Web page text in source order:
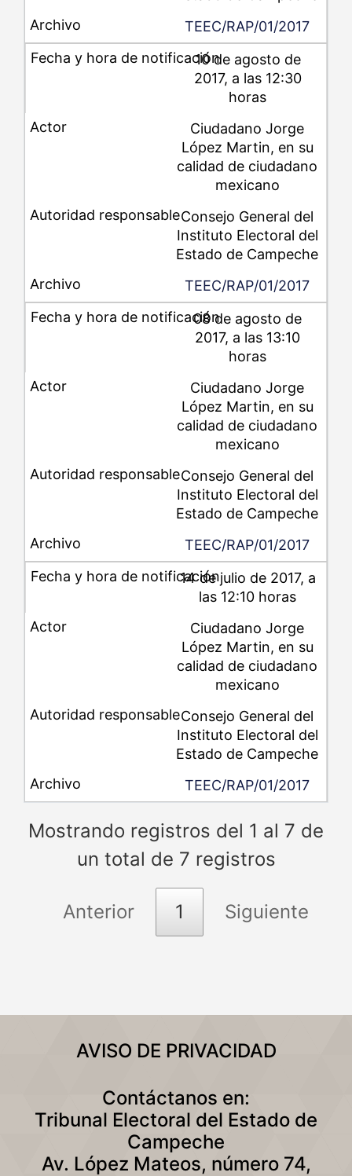
TEEC/RAP/01/2017
10 de agosto de
2017, a las 12:30
horas
Ciudadano Jorge
López Martin, en su
calidad de ciudadano
mexicano
Consejo General del
Instituto Electoral del
Estado de Campeche
TEEC/RAP/01/2017
08 de agosto de
2017, a las 13:10
horas
Ciudadano Jorge
López Martin, en su
calidad de ciudadano
mexicano
Consejo General del
Instituto Electoral del
Estado de Campeche
TEEC/RAP/01/2017
14 de julio de 2017, a
las 12:10 horas
Ciudadano Jorge
López Martin, en su
calidad de ciudadano
mexicano
Consejo General del
Instituto Electoral del
Estado de Campeche
TEEC/RAP/01/2017
Mostrando registros del 1 al 7 de
un total de 7 registros
Anterior 1 Siguiente
AVISO DE PRIVACIDAD
Contáctanos en:
Tribunal Electoral del Estado de
Campeche
Av. López Mateos, número 74,